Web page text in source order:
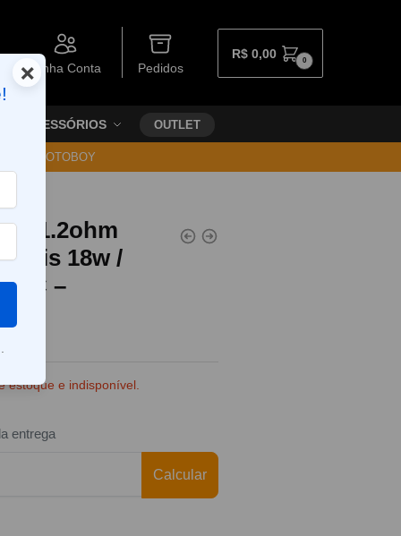
Minha Conta Pedidos
R$ 0,00 0
ACESSÓRIOS OUTLET
VIA MOTOBOY
1.2ohm
18w /
SC –
estoque e indisponível.
entrega
Calcular
×